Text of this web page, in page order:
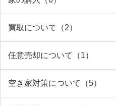
買取について（2）
任意売却について（1）
空き家対策について（5）